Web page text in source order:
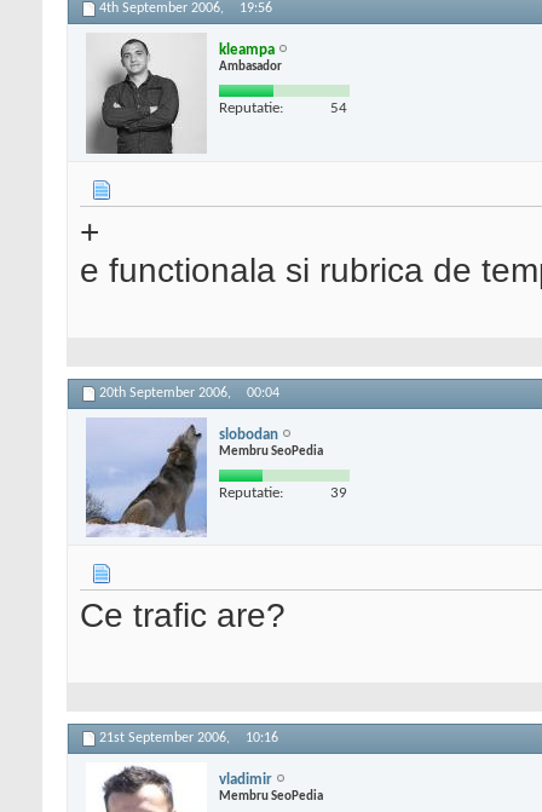
4th September 2006, 19:56
kleampa
Ambasador
Reputatie: 54
+
e functionala si rubrica de
20th September 2006, 00:04
slobodan
Membru SeoPedia
Reputatie: 39
Ce trafic are?
21st September 2006, 10:16
vladimir
Membru SeoPedia